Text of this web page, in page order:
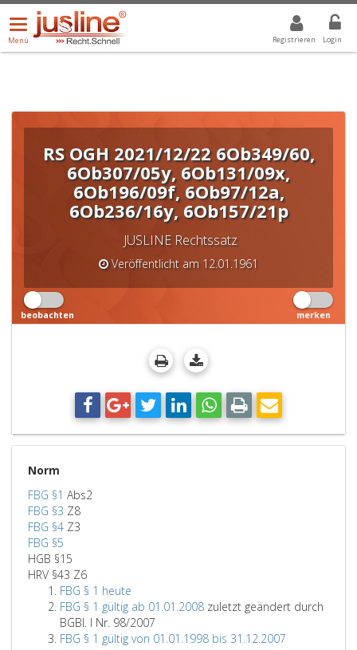
Registrieren Login
Menü
öffnen/schließen
Menü
ALLE DROPDOWN: GEWÄHLTER WERT IST ALLE
RS OGH 2021/12/22 6Ob349/60,
6Ob307/05y, 6Ob131/09x,
6Ob196/09f, 6Ob97/12a,
6Ob236/16y, 6Ob157/21p
JUSLINE Rechtssatz
Veröffentlicht am 12.01.1961
beobachten merken
Norm
FBG §1 Abs2
FBG §3 Z8
FBG §4 Z3
FBG §5
HGB §15
HRV §43 Z6
FBG § 1 heute
FBG § 1 gültig ab 01.01.2008 zuletzt geändert durch
BGBl. I Nr. 98/2007
FBG § 1 gültig von 01.01.1998 bis 31.12.2007